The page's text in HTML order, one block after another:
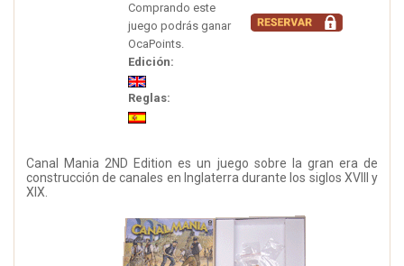
Comprando este
juego podrás ganar
OcaPoints.
Edición:
Reglas:
Canal Mania 2ND Edition es un juego sobre la gran era de
construcción de canales en Inglaterra durante los siglos XVIII y
XIX.